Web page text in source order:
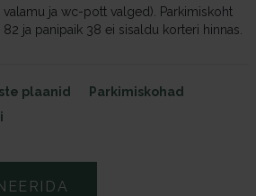
valamu ja wc-pott valged). Parkimiskoht
82 ja panipaik 38 ei sisaldu korteri hinnas.
plaanid
Parkimiskohad